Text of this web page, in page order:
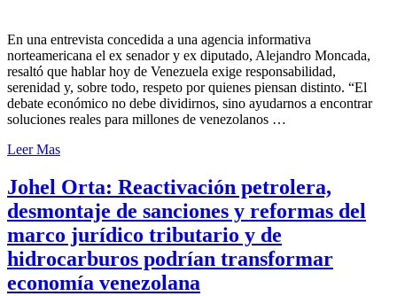
En una entrevista concedida a una agencia informativa
norteamericana el ex senador y ex diputado, Alejandro Moncada,
resaltó que hablar hoy de Venezuela exige responsabilidad,
serenidad y, sobre todo, respeto por quienes piensan distinto. “El
debate económico no debe dividirnos, sino ayudarnos a encontrar
soluciones reales para millones de venezolanos …
Leer Mas
Johel Orta: Reactivación petrolera,
desmontaje de sanciones y reformas del
marco jurídico tributario y de
hidrocarburos podrían transformar
economía venezolana